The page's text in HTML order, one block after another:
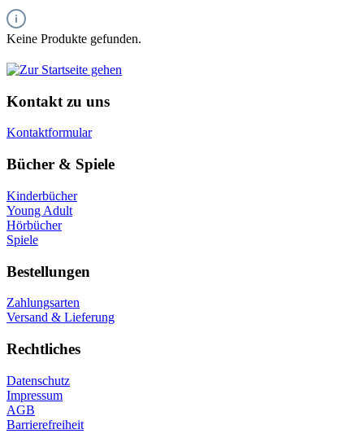
Keine Produkte gefunden.
Kontakt zu uns
Kontaktformular
Bücher & Spiele
Kinderbücher
Young Adult
Hörbücher
Spiele
Bestellungen
Zahlungsarten
Versand & Lieferung
Rechtliches
Datenschutz
Impressum
AGB
Barrierefreiheit